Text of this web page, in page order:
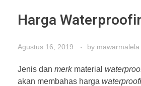
Harga
Agustus 16, 2019 by mawarmalela
Jenis dan merk material
akan membahas harga